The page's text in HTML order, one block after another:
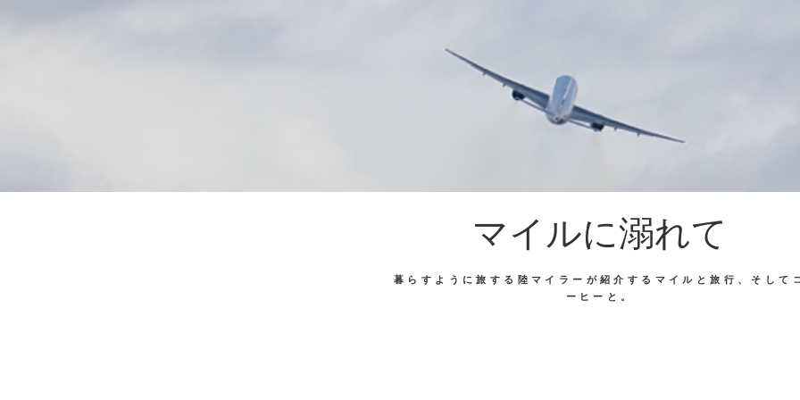
マイルに溺れて
暮らすように旅する陸マイラーが紹介するマイルと旅行、そして
ーヒーと。